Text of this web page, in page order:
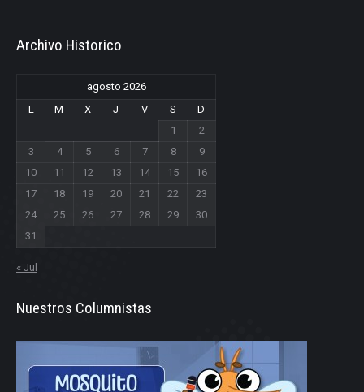
Archivo Historico
agosto 2026
L
M X J V S
D
1
2
3
4 5 6 7 8
9
10
11 12 13 14 15
16
17
18 19 20 21 22
23
24
25 26 27 28 29
30
31
« Jul
Nuestros Columnistas